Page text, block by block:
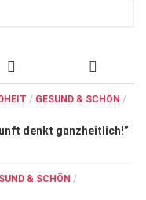
/ GESUND & SCHÖN /
denkt ganzheitlich!”
& SCHÖN /